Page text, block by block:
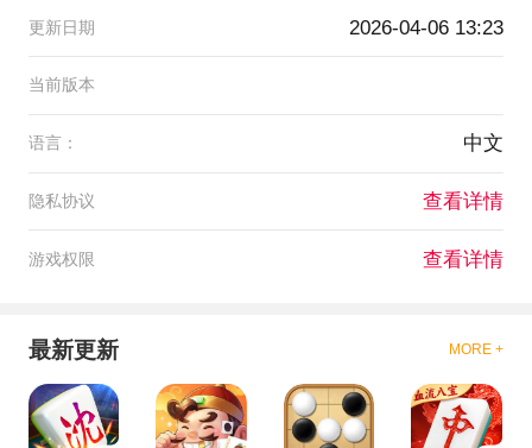
更新日期 2026-04-06 13:23
当前版本
语言： 中文
隐私协议 查看详情
游戏权限 查看详情
最新更新 MORE +